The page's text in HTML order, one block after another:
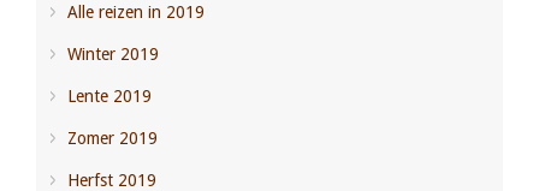
Alle reizen in 2019
Winter 2019
Lente 2019
Zomer 2019
Herfst 2019